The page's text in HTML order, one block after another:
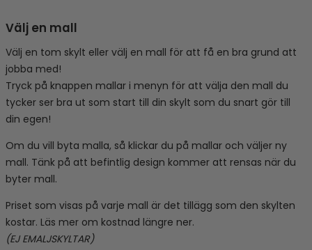
Välj en mall
Välj en tom skylt eller välj en mall för att få en bra grund att
jobba med!
Tryck på knappen mallar i menyn för att välja den mall du
tycker ser bra ut som start till din skylt som du snart gör till
din egen!
Om du vill byta malla, så klickar du på mallar och väljer ny
mall. Tänk på att befintlig design kommer att rensas när du
byter mall.
Priset som visas på varje mall är det tillägg som den skylten
kostar. Läs mer om kostnad längre ner.
(EJ EMALJSKYLTAR)